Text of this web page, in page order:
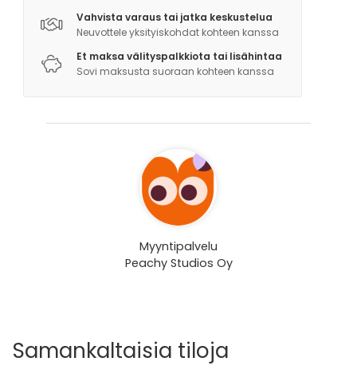
Vahvista varaus tai jatka keskustelua
Neuvottele yksityiskohdat kohteen kanssa
Et maksa välityspalkkiota tai lisähintaa
Sovi maksusta suoraan kohteen kanssa
Myyntipalvelu
Peachy Studios Oy
Samankaltaisia tiloja